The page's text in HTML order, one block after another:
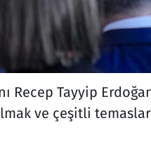
Recep Tayyip
ve çeşitli